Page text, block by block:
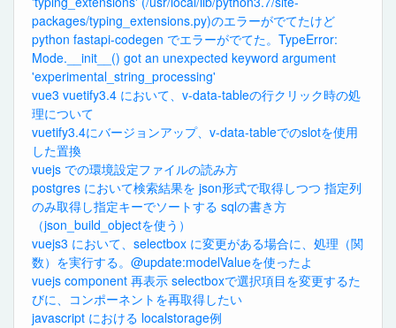
packages/typing_extensions.py)のエラーがでてたけど
python fastapi-codegen でエラーがでてた。TypeError:
Mode.__init__() got an unexpected keyword argument
'experimental_string_processing'
vue3 vuetify3.4 において、v-data-tableの行クリック時の処
理について
vuetify3.4にバージョンアップ、v-data-tableでのslotを使用
した置換
vuejs での環境設定ファイルの読み方
postgres において検索結果を json形式で取得しつつ 指定列
のみ取得し指定キーでソートする sqlの書き方
（json_build_objectを使う）
vuejs3 において、selectbox に変更がある場合に、処理（関
数）を実行する。@update:modelValueを使ったよ
vuejs component 再表示 selectboxで選択項目を変更するた
びに、コンポーネントを再取得したい
javascript における localstorage例